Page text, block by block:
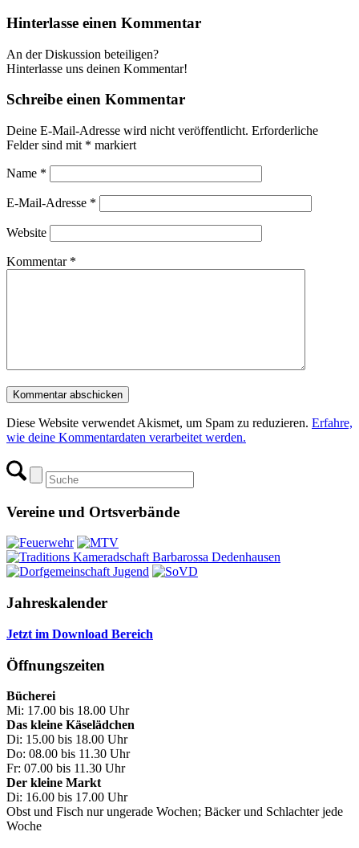
Hinterlasse einen Kommentar
An der Diskussion beteiligen?
Hinterlasse uns deinen Kommentar!
Schreibe einen Kommentar
Deine E-Mail-Adresse wird nicht veröffentlicht. Erforderliche
Felder sind mit * markiert
Name *
E-Mail-Adresse *
Website
Kommentar *
Diese Website verwendet Akismet, um Spam zu reduzieren. Erfahre,
wie deine Kommentardaten verarbeitet werden.
Vereine und Ortsverbände
Jahreskalender
Jetzt im Download Bereich
Öffnungszeiten
Bücherei
Mi: 17.00 bis 18.00 Uhr
Das kleine Käselädchen
Di: 15.00 bis 18.00 Uhr
Do: 08.00 bis 11.30 Uhr
Fr: 07.00 bis 11.30 Uhr
Der kleine Markt
Di: 16.00 bis 17.00 Uhr
Obst und Fisch nur ungerade Wochen; Bäcker und Schlachter jede
Woche